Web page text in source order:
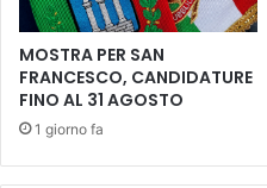
n
o
t
e
d
I
C
E
Q
U
E
MOSTRA PER SAN
FRANCESCO, CANDIDATURE
FINO AL 31 AGOSTO
1 giorno fa